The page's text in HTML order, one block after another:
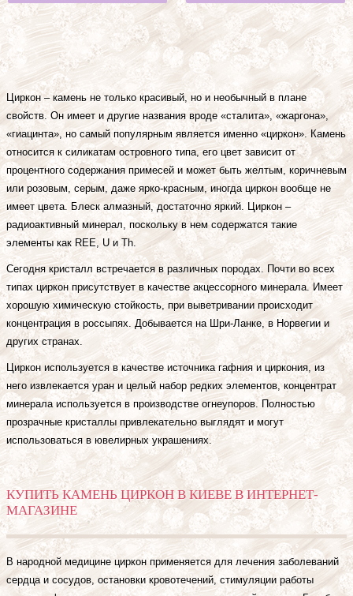
Циркон – камень не только красивый, но и необычный в плане
свойств. Он имеет и другие названия вроде «сталита», «жаргона»,
«гиацинта», но самый популярным является именно «циркон». Камень
относится к силикатам островного типа, его цвет зависит от
процентного содержания примесей и может быть желтым, коричневым
или розовым, серым, даже ярко-красным, иногда циркон вообще не
имеет цвета. Блеск алмазный, достаточно яркий. Циркон –
радиоактивный минерал, поскольку в нем содержатся такие
элементы как REE, U и Th.
Сегодня кристалл встречается в различных породах. Почти во всех
типах циркон присутствует в качестве акцессорного минерала. Имеет
хорошую химическую стойкость, при выветривании происходит
концентрация в россыпях. Добывается на Шри-Ланке, в Норвегии и
других странах.
Циркон используется в качестве источника гафния и циркония, из
него извлекается уран и целый набор редких элементов, концентрат
минерала используется в производстве огнеупоров. Полностью
прозрачные кристаллы привлекательно выглядят и могут
использоваться в ювелирных украшениях.
КУПИТЬ КАМЕНЬ ЦИРКОН В КИЕВЕ В ИНТЕРНЕТ-
МАГАЗИНЕ
В народной медицине циркон применяется для лечения заболеваний
сердца и сосудов, остановки кровотечений, стимуляции работы